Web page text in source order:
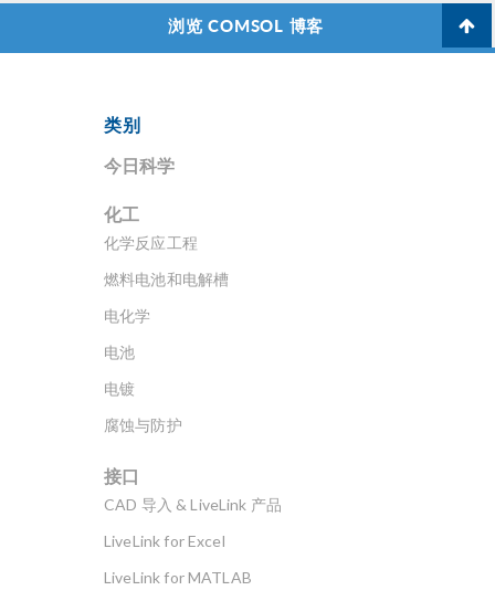
浏览 COMSOL 博客
类别
今日科学
化工
化学反应工程
燃料电池和电解槽
电化学
电池
电镀
腐蚀与防护
接口
CAD 导入 & LiveLink 产品
LiveLink for Excel
LiveLink for MATLAB